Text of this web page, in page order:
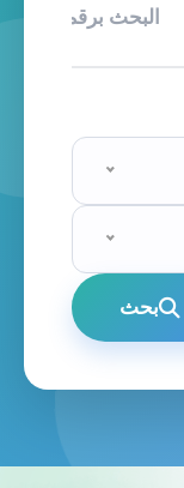
البحث برقم الهيكل
بحث